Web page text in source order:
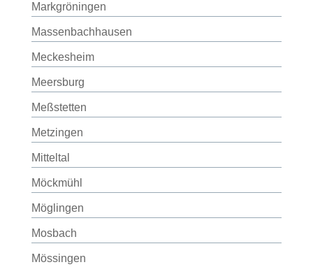
Markgröningen
Massenbachhausen
Meckesheim
Meersburg
Meßstetten
Metzingen
Mitteltal
Möckmühl
Möglingen
Mosbach
Mössingen